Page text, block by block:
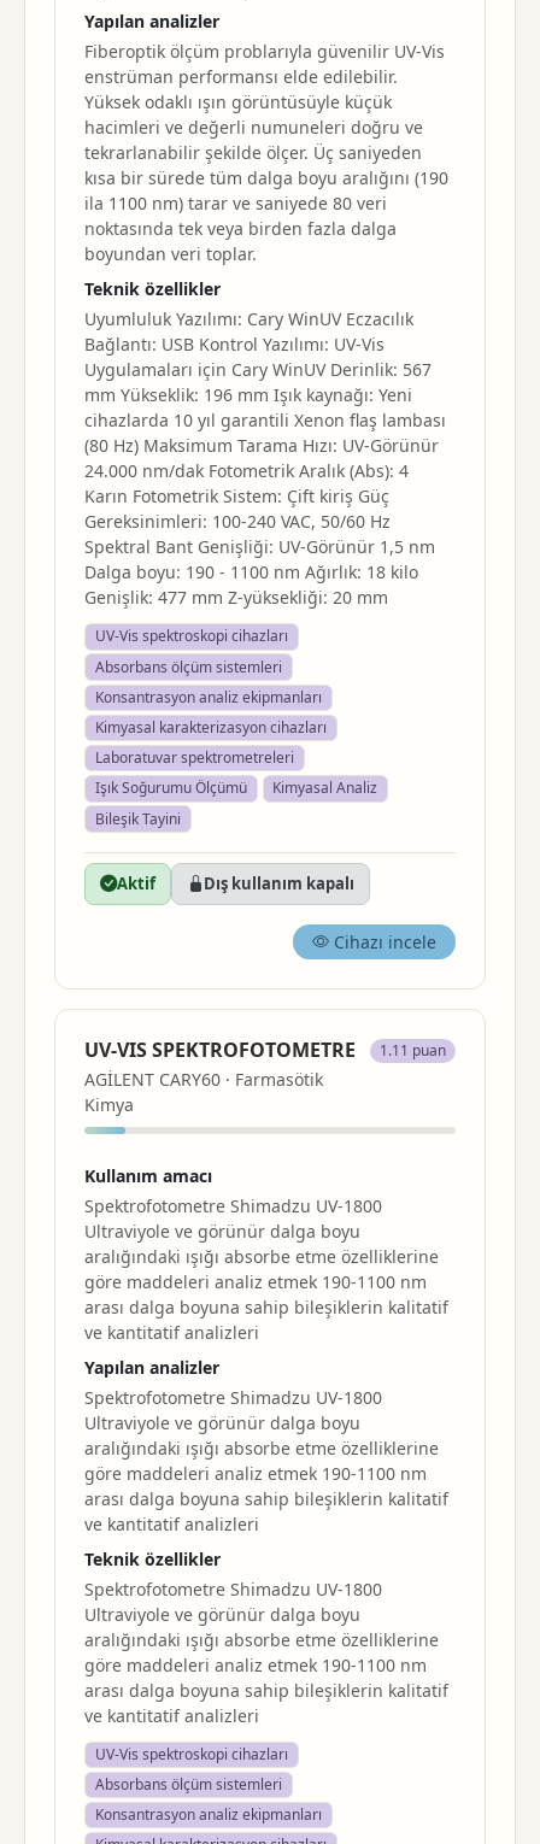
Yapılan analizler
Fiberoptik ölçüm problarıyla güvenilir UV-Vis
enstrüman performansı elde edilebilir.
Yüksek odaklı ışın görüntüsüyle küçük
hacimleri ve değerli numuneleri doğru ve
tekrarlanabilir şekilde ölçer. Üç saniyeden
kısa bir sürede tüm dalga boyu aralığını (190
ila 1100 nm) tarar ve saniyede 80 veri
noktasında tek veya birden fazla dalga
boyundan veri toplar.
Teknik özellikler
Uyumluluk Yazılımı: Cary WinUV Eczacılık
Bağlantı: USB Kontrol Yazılımı: UV-Vis
Uygulamaları için Cary WinUV Derinlik: 567
mm Yükseklik: 196 mm Işık kaynağı: Yeni
cihazlarda 10 yıl garantili Xenon flaş lambası
(80 Hz) Maksimum Tarama Hızı: UV-Görünür
24.000 nm/dak Fotometrik Aralık (Abs): 4
Karın Fotometrik Sistem: Çift kiriş Güç
Gereksinimleri: 100-240 VAC, 50/60 Hz
Spektral Bant Genişliği: UV-Görünür 1,5 nm
Dalga boyu: 190 - 1100 nm Ağırlık: 18 kilo
Genişlik: 477 mm Z-yüksekliği: 20 mm
UV-Vis spektroskopi cihazları
Absorbans ölçüm sistemleri
Konsantrasyon analiz ekipmanları
Kimyasal karakterizasyon cihazları
Laboratuvar spektrometreleri
Işık Soğurumu Ölçümü
Kimyasal Analiz
Bileşik Tayini
Aktif Dış kullanım kapalı
Cihazı incele
UV-VIS SPEKTROFOTOMETRE
AGİLENT CARY60 · Farmasötik
Kimya
1.11 puan
Kullanım amacı
Spektrofotometre Shimadzu UV-1800
Ultraviyole ve görünür dalga boyu
aralığındaki ışığı absorbe etme özelliklerine
göre maddeleri analiz etmek 190-1100 nm
arası dalga boyuna sahip bileşiklerin kalitatif
ve kantitatif analizleri
Yapılan analizler
Spektrofotometre Shimadzu UV-1800
Ultraviyole ve görünür dalga boyu
aralığındaki ışığı absorbe etme özelliklerine
göre maddeleri analiz etmek 190-1100 nm
arası dalga boyuna sahip bileşiklerin kalitatif
ve kantitatif analizleri
Teknik özellikler
Spektrofotometre Shimadzu UV-1800
Ultraviyole ve görünür dalga boyu
aralığındaki ışığı absorbe etme özelliklerine
göre maddeleri analiz etmek 190-1100 nm
arası dalga boyuna sahip bileşiklerin kalitatif
ve kantitatif analizleri
UV-Vis spektroskopi cihazları
Absorbans ölçüm sistemleri
Konsantrasyon analiz ekipmanları